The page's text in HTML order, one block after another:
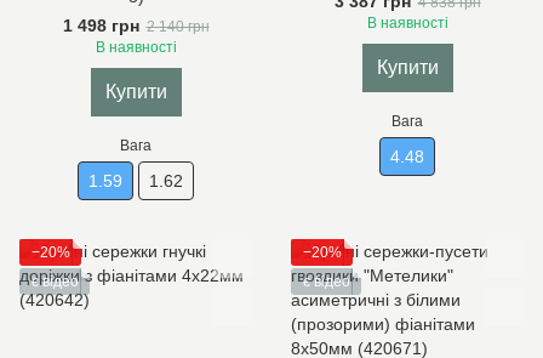
1 498 грн 2 140 грн
В наявності
Купити
Вага
1.59 1.62
В наявності
Купити
Вага
4.48
−20%
є відео
−20%
є відео